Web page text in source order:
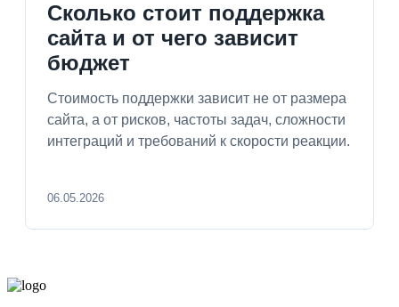
Сколько стоит поддержка
сайта и от чего зависит
бюджет
Стоимость поддержки зависит не от размера
сайта, а от рисков, частоты задач, сложности
интеграций и требований к скорости реакции.
06.05.2026